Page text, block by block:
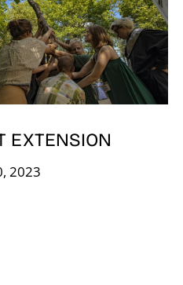
EXTENSION
2023